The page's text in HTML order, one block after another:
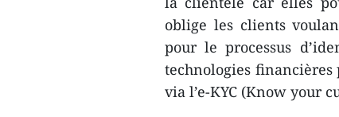
oblige les clients
pour le processus
technologies
via l’e-KYC (Know your